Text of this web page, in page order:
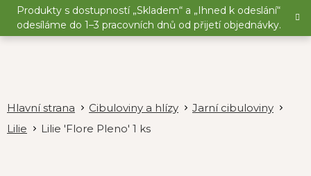
Přejít
obsah
Produkty s dostupností „Skladem“ a „Ihned k odeslání“
odesíláme do 1–3 pracovních dnů od přijetí objednávky.
Cibuloviny a hlízy
Jarní cibuloviny
Lilie
Lilie 'Flore Pleno' 1 ks